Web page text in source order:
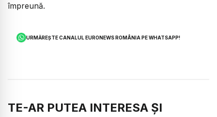
împreună.
URMĂREȘTE CANALUL EURONEWS ROMÂNIA PE WHATSAPP!
TE-AR PUTEA INTERESA ȘI